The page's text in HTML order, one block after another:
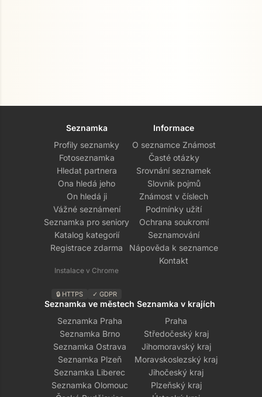
Seznamka
Profily seznamky
Fotoseznamka
Hledat partnera
Ona hledá jeho
On hledá ji
Vážné seznámení
Seznamka pro seniory
Katalog kategorií
Registrace zdarma
Instalace v Chrome
🔒 HTTPS ✓ GDPR
Informace
O seznamce Známost
Časté otázky
Srovnání seznamek
Slovník pojmů
Známost v číslech
Podmínky užití
Ochrana soukromí
Seznamování
Nápověda k seznamce
Kontakt
Seznamka ve městech
Seznamka Praha
Seznamka Brno
Seznamka Ostrava
Seznamka Plzeň
Seznamka Liberec
Seznamka Olomouc
Seznamka v krajích
Praha
Středočeský kraj
Jihomoravský kraj
Moravskoslezský kraj
Jihočeský kraj
Plzeňský kraj